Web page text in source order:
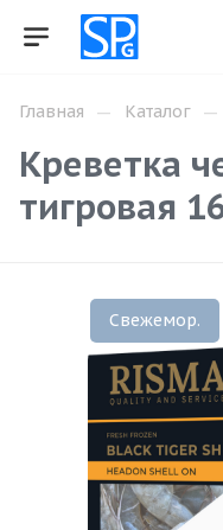
Главная — Каталог —
Креветка
тигровая
Свежемор.